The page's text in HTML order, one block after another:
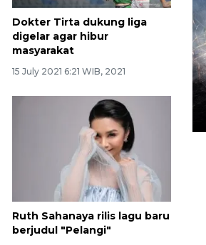
Dokter Tirta dukung liga
digelar agar hibur
masyarakat
15 July 2021 6:21 WIB, 2021
Ruth Sahanaya rilis lagu baru
berjudul "Pelangi"
anggaran untuk bibit
Gayo
11:15 WIB